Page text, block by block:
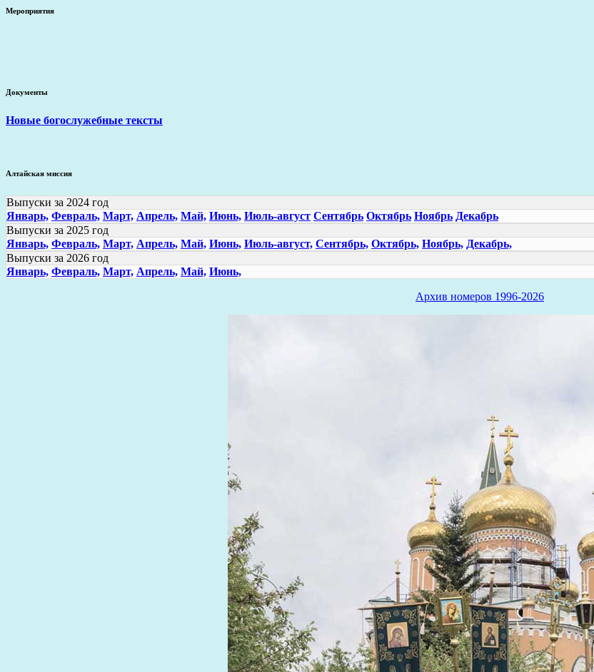
Мероприятия
Документы
Новые богослужебные тексты
Алтайская миссия
Выпуски за 2024 год
Январь, Февраль, Март, Апрель, Май, Июнь, Июль-август Сентябрь Октябрь Ноябрь Декабрь
Выпуски за 2025 год
Январь, Февраль, Март, Апрель, Май, Июнь, Июль-август, Сентябрь, Октябрь, Ноябрь, Декабрь,
Выпуски за 2026 год
Январь, Февраль, Март, Апрель, Май, Июнь,
Архив номеров 1996-2026